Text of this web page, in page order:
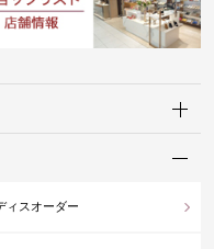
ィスオーダー